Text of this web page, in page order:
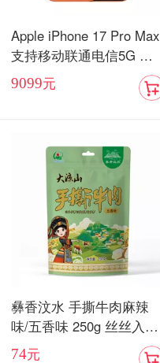
Apple iPhone 17 Pro Max
支持移动联通电信5G 双
卡双待手机【现货发售】
9099元
彝香汶水 手撕牛肉麻辣
味/五香味 250g 丝丝入味
入口化渣
74元